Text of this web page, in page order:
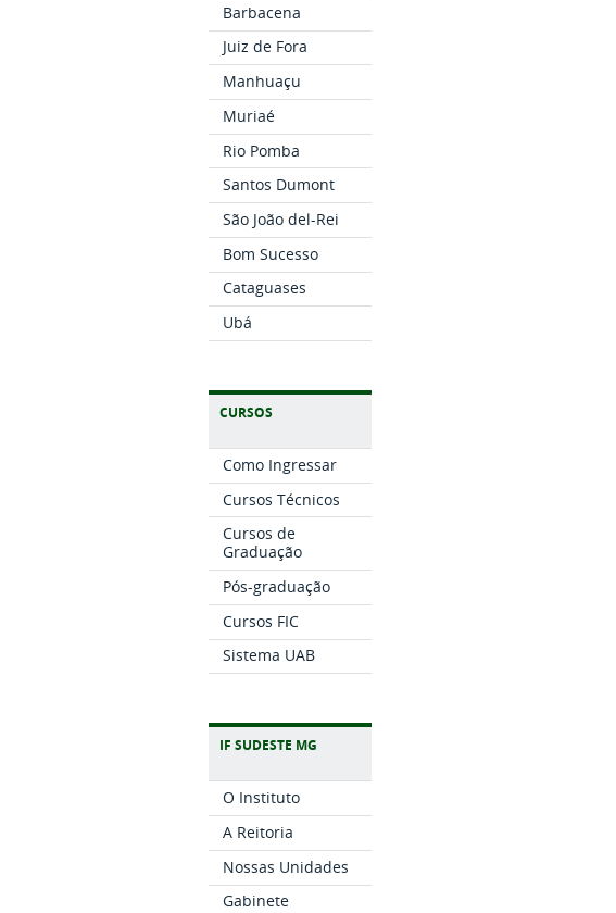
Barbacena
Juiz de Fora
Manhuaçu
Muriaé
Rio Pomba
Santos Dumont
São João del-Rei
Bom Sucesso
Cataguases
Ubá
CURSOS
Como Ingressar
Cursos Técnicos
Cursos de
Graduação
Pós-graduação
Cursos FIC
Sistema UAB
IF SUDESTE MG
O Instituto
A Reitoria
Nossas Unidades
Gabinete